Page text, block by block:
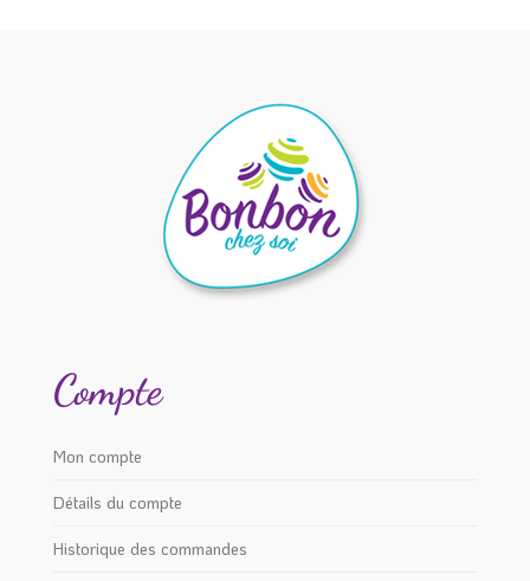
Compte
Mon compte
Détails du compte
Historique des commandes